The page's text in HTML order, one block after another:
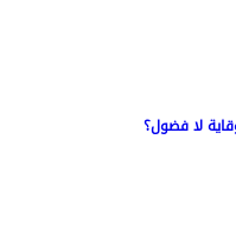
لا فضول؟